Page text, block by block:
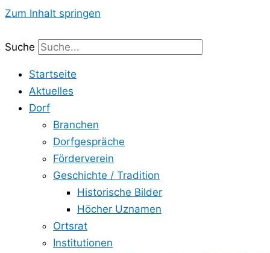
Zum Inhalt springen
Suche
Startseite
Aktuelles
Dorf
Branchen
Dorfgespräche
Förderverein
Geschichte / Tradition
Historische Bilder
Höcher Uznamen
Ortsrat
Institutionen